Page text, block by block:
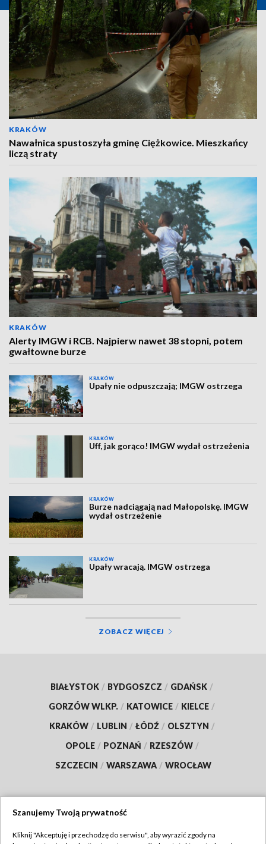
KRAKÓW
Nawałnica spustoszyła gminę Ciężkowice. Mieszkańcy
liczą straty
KRAKÓW
Alerty IMGW i RCB. Najpierw nawet 38 stopni, potem
gwałtowne burze
KRAKÓW
Upały nie odpuszczają; IMGW ostrzega
KRAKÓW
Uff, jak gorąco! IMGW wydał ostrzeżenia
KRAKÓW
Burze nadciągają nad Małopolskę. IMGW
wydał ostrzeżenie
KRAKÓW
Upały wracają. IMGW ostrzega
ZOBACZ WIĘCEJ
BIAŁYSTOK / BYDGOSZCZ / GDAŃSK /
GORZÓW WLKP. / KATOWICE / KIELCE /
KRAKÓW / LUBLIN / ŁÓDŹ / OLSZTYN /
OPOLE / POZNAŃ / RZESZÓW /
SZCZECIN / WARSZAWA / WROCŁAW
Szanujemy Twoją prywatność
Kliknij "Akceptuję i przechodzę do serwisu", aby wyrazić zgody na